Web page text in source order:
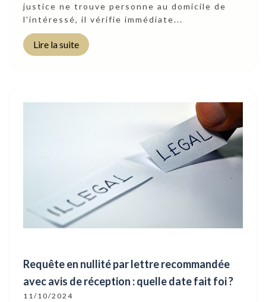
justice ne trouve personne au domicile de
l'intéressé, il vérifie immédiate...
Lire la suite
Requête en nullité par lettre recommandée
avec avis de réception : quelle date fait foi ?
11/10/2024